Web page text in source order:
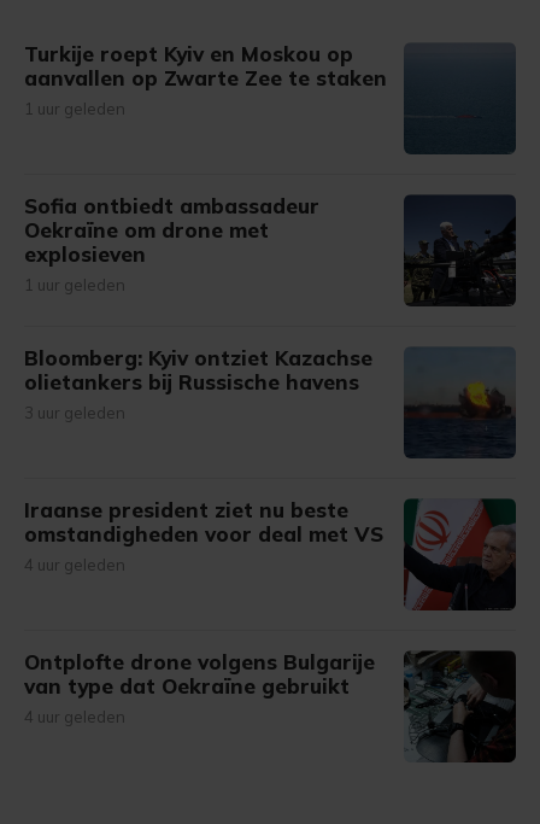
Turkije roept Kyiv en Moskou op
aanvallen op Zwarte Zee te staken
1 uur geleden
Sofia ontbiedt ambassadeur
Oekraïne om drone met
explosieven
1 uur geleden
Bloomberg: Kyiv ontziet Kazachse
olietankers bij Russische havens
3 uur geleden
Iraanse president ziet nu beste
omstandigheden voor deal met VS
4 uur geleden
Ontplofte drone volgens Bulgarije
van type dat Oekraïne gebruikt
4 uur geleden